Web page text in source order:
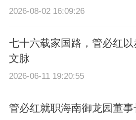
2026-08-02 16:09:26
七十六载家国路，管必红
文脉
2026-06-11 19:20:55
管必红就职海南御龙园董事